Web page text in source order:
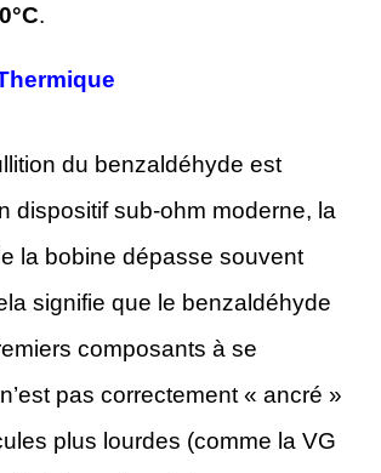
.
du benzaldéhyde est
dispositif sub-ohm moderne, la
la bobine dépasse souvent
signifie que le benzaldéhyde
composants à se
pas correctement « ancré »
plus lourdes (comme la VG